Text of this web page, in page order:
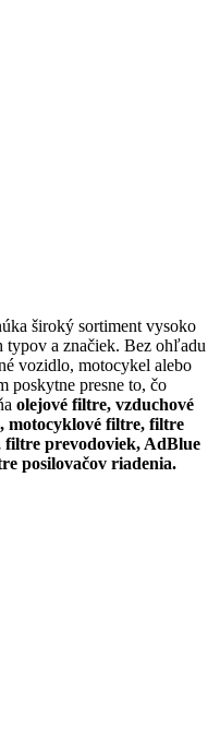
široký sortiment vysoko
a značiek. Bez ohľadu
vozidlo, motocykel alebo
poskytne presne to, čo
olejové filtre, vzduchové
motocyklové filtre, filtre
prevodoviek, AdBlue
posilovačov riadenia.